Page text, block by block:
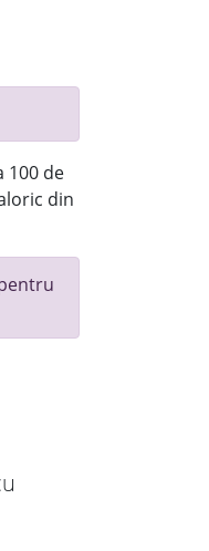
100 de
din